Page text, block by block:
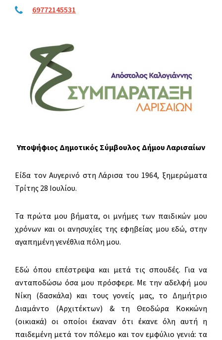
69772145531
Υποψήφιος Δημοτικός Σύμβουλος Δήμου Λαρισαίων
Είδα τον Αυγερινό στη Λάρισα του 1964, ξημερώματα
Τρίτης 28 Ιουλίου.
Τα πρώτα μου βήματα, οι μνήμες των παιδικών μου
χρόνων και οι ανησυχίες της εφηβείας μου εδώ, στην
αγαπημένη γενέθλια πόλη μου.
Εδώ όπου επέστρεψα και μετά τις σπουδές. Για να
ανταποδώσω όσα μου πρόσφερε. Με την αδελφή μου
Νίκη (δασκάλα) και τους γονείς μας, το Δημήτριο
Διαμάντο (Αρχιτέκτων) & τη Θεοδώρα Κοκκώνη
(οικιακά) οι οποίοι έκαναν ότι έκανε όλη αυτή η
παιδεμένη μετά τον πόλεμο και τον εμφύλιο γενιά: τα